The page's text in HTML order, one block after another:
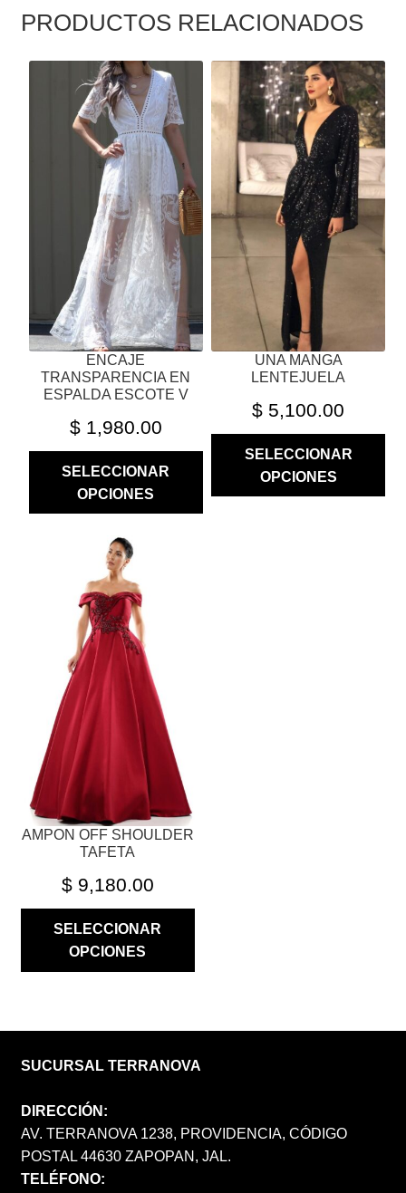
PRODUCTOS RELACIONADOS
ENCAJE
TRANSPARENCIA EN
ESPALDA ESCOTE V
$1,980.00
SELECCIONAR
OPCIONES
PRODUCTO
MÚLTIPLES
VARIANTES.
OPCIONES
PUEDEN
ELEGIR
LA
PÁGINA
PRODUCTO
UNA MANGA
LENTEJUELA
$ 5,100.00
SELECCIONAR
OPCIONES
PRODUCTO
TIENE
MÚLTIPLES
VARIANTES.
OPCIONES
PUEDEN
ELEGIR
PÁGINA
AMPON OFF SHOULDER
TAFETA
$9,180.00
SELECCIONAR
OPCIONES
MÚLTIPLES
VARIANTES.
OPCIONES
PUEDEN
ELEGIR
EN
LA
PÁGINA
DE
SUCURSAL TERRANOVA
DIRECCIÓN:
AV. TERRANOVA 1238, PROVIDENCIA, CÓDIGO
POSTAL 44630 ZAPOPAN, JAL.
TELÉFONO: